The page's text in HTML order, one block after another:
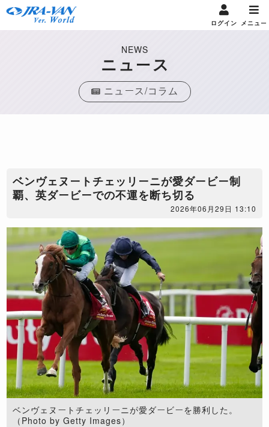
ログイン メニュー
NEWS
ニュース
ニュース/コラム
ベンヴェヌートチェッリーニが愛ダービー制
覇、英ダービーでの不運を断ち切る
2026年06月29日 13:10
ベンヴェヌートチェッリーニが愛ダービーを勝利した。
（Photo by Getty Images）